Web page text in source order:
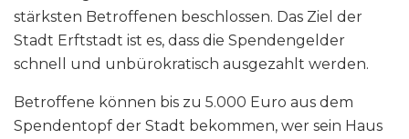
stärksten Betroffenen beschlossen. Das Ziel der
Stadt Erftstadt ist es, dass die Spendengelder
schnell und unbürokratisch ausgezahlt werden.
Betroffene können bis zu 5.000 Euro aus dem
Spendentopf der Stadt bekommen, wer sein Haus